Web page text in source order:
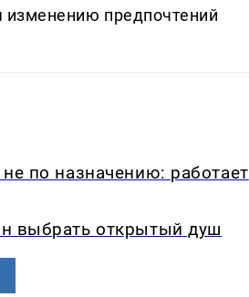
предпочтений
по назначению: работает
выбрать открытый душ